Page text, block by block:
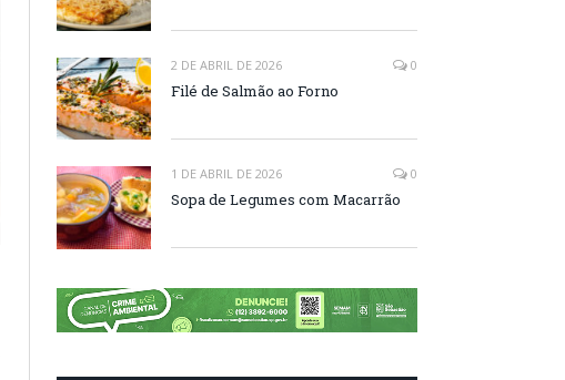
2 DE ABRIL DE 2026 0
Filé de Salmão ao Forno
1 DE ABRIL DE 2026 0
Sopa de Legumes com Macarrão